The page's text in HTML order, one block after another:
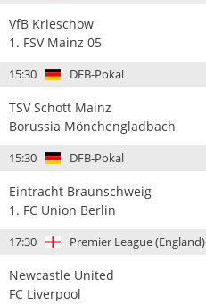
VfB Krieschow
1. FSV Mainz 05
15:30 DFB-Pokal
TSV Schott Mainz
Borussia Mönchengladbach
15:30 DFB-Pokal
Eintracht Braunschweig
1. FC Union Berlin
17:30 Premier League (England)
Newcastle United
FC Liverpool